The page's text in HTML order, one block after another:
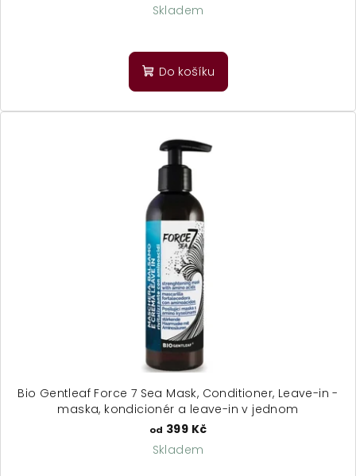
Skladem
hodnocení
produktu
z
hvězdiček.
Do košíku
Bio Gentleaf Force 7 Sea Mask, Conditioner, Leave-in -
maska, kondicionér a leave-in v jednom
od 399 Kč
Skladem